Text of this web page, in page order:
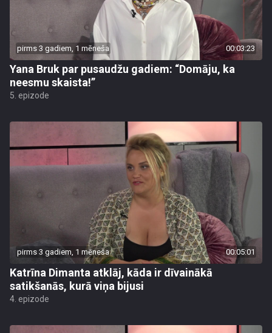
pirms 3 gadiem, 1 mēneša 00:03:23
Yana Bruk par pusaudžu gadiem: “Domāju, ka
neesmu skaista!”
5. epizode
pirms 3 gadiem, 1 mēneša 00:05:01
Katrīna Dimanta atklāj, kāda ir dīvainākā
satikšanās, kurā viņa bijusi
4. epizode